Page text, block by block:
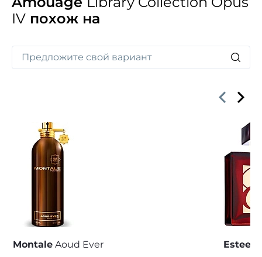
IV похож на
Montale Aoud Ever Estee